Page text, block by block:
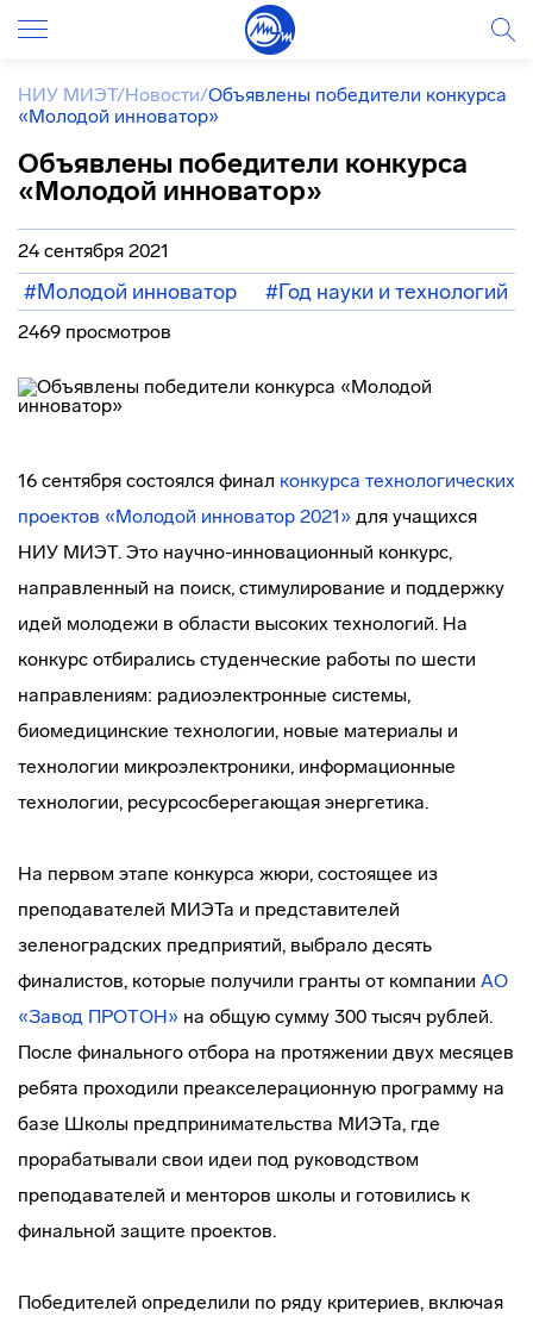
НИУ МИЭТ/Новости/Объявлены победители конкурса
«Молодой инноватор»
Объявлены победители конкурса
«Молодой инноватор»
24 сентября 2021
#Молодой инноватор #Год науки и технологий
2469 просмотров
16 сентября состоялся финал конкурса технологических
проектов «Молодой инноватор 2021» для учащихся
НИУ МИЭТ. Это научно-инновационный конкурс,
направленный на поиск, стимулирование и поддержку
идей молодежи в области высоких технологий. На
конкурс отбирались студенческие работы по шести
направлениям: радиоэлектронные системы,
биомедицинские технологии, новые материалы и
технологии микроэлектроники, информационные
технологии, ресурсосберегающая энергетика.
На первом этапе конкурса жюри, состоящее из
преподавателей МИЭТа и представителей
зеленоградских предприятий, выбрало десять
финалистов, которые получили гранты от компании АО
«Завод ПРОТОН» на общую сумму 300 тысяч рублей.
После финального отбора на протяжении двух месяцев
ребята проходили преакселерационную программу на
базе Школы предпринимательства МИЭТа, где
прорабатывали свои идеи под руководством
преподавателей и менторов школы и готовились к
финальной защите проектов.
Победителей определили по ряду критериев, включая